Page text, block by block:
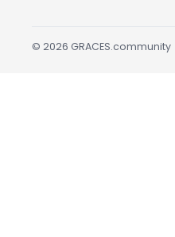
© 2026 GRACES.community